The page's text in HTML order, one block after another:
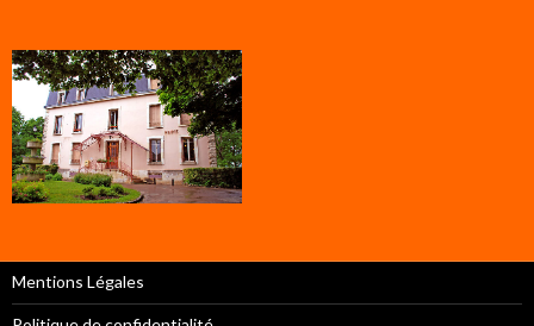
Mentions Légales